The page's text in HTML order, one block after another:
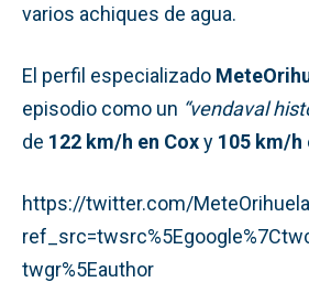
varios achiques de agua.
El perfil especializado
episodio como un “vendaval
de 122 km/h en Coxy 105 km/h
https://twitter.com/
twgr%5Eauthor